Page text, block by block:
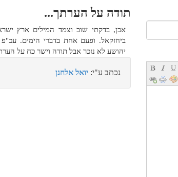
תודה על הערתך...
אכן, בדקתי שוב וצמד המילים ארץ
ביחזקאל. ופעם אחת בדברי הימים.
יהושע לא נזכר אבל תודה וישר כח על
נכתב ע"י: יואל אלחנן